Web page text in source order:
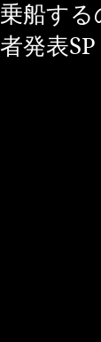
乗船する
者発表SP